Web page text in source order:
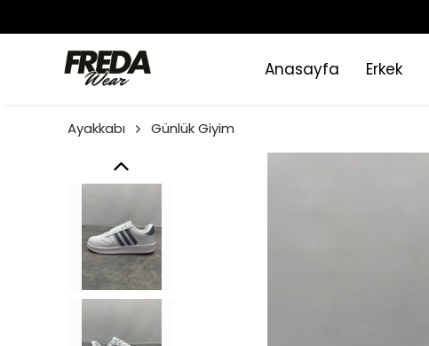
Anasayfa Erkek
Ayakkabı Günlük Giyim